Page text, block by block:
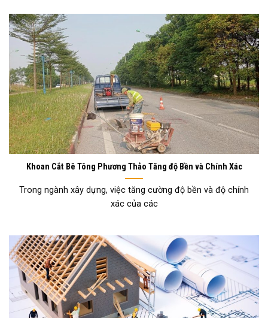
Khoan Cắt Bê Tông Phương Thảo Tăng độ Bền và Chính Xác
Trong ngành xây dựng, việc tăng cường độ bền và độ chính
xác của các